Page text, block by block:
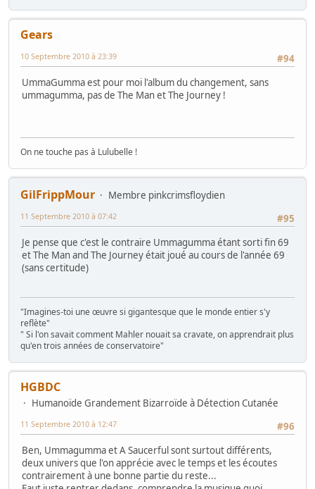
Gears
#94
10 Septembre 2010 à 23:39
UmmaGumma est pour moi l'album du changement, sans
ummagumma, pas de The Man et The Journey !
On ne touche pas à Lulubelle !
GilFrippMour
Membre pinkcrimsfloydien
#95
11 Septembre 2010 à 07:42
Je pense que c'est le contraire Ummagumma étant sorti fin 69
et The Man and The Journey était joué au cours de l'année 69
(sans certitude)
"Imagines-toi une œuvre si gigantesque que le monde entier s'y
reflète"
" Si l'on savait comment Mahler nouait sa cravate, on apprendrait plus
qu'en trois années de conservatoire"
HGBDC
Humanoïde Grandement Bizarroïde à Détection Cutanée
#96
11 Septembre 2010 à 12:47
Ben, Ummagumma et A Saucerful sont surtout différents,
deux univers que l'on apprécie avec le temps et les écoutes
contrairement à une bonne partie du reste...